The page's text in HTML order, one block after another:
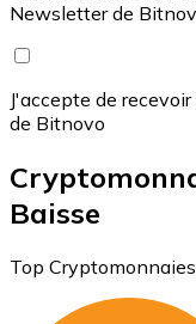
Newsletter de
J'accepte de
de Bitnovo
Baisse
Top